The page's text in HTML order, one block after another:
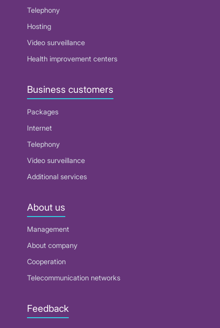
Telephony
Hosting
Video surveillance
Health improvement centers
Business customers
Packages
Internet
Telephony
Video surveillance
Additional services
About us
Management
About company
Cooperation
Telecommunication networks
Feedback